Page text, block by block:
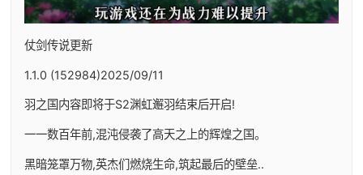
仗剑传说更新
1.1.0 (152984)2025/09/11
羽之国内容即将于S2渊虹邂羽结束后开启!
一一数百年前,混沌侵袭了高天之上的辉煌之国。
黑暗笼罩万物,英杰们燃烧生命,筑起最后的壁垒..